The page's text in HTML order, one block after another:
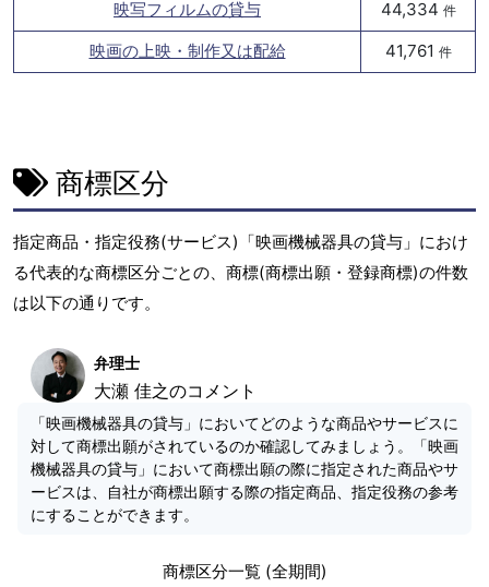
映写フィルムの貸与 44,334 件
映画の上映・制作又は配給 41,761 件
商標区分
指定商品・指定役務(サービス)「映画機械器具の貸与」におけ
る代表的な商標区分ごとの、商標(商標出願・登録商標)の件数
は以下の通りです。
弁理士
大瀬 佳之のコメント
「映画機械器具の貸与」においてどのような商品やサービスに
対して商標出願がされているのか確認してみましょう。「映画
機械器具の貸与」において商標出願の際に指定された商品やサ
ービスは、自社が商標出願する際の指定商品、指定役務の参考
にすることができます。
商標区分一覧 (全期間)